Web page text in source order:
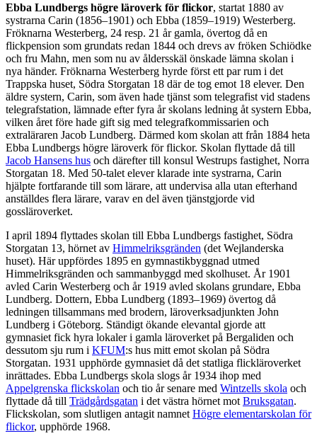
Ebba Lundbergs högre läroverk för flickor, startat 1880 av
systrarna Carin (1856–1901) och Ebba (1859–1919) Westerberg.
Fröknarna Westerberg, 24 resp. 21 år gamla, övertog då en
flickpension som grundats redan 1844 och drevs av fröken Schiödke
och fru Mahn, men som nu av åldersskäl önskade lämna skolan i
nya händer. Fröknarna Westerberg hyrde först ett par rum i det
Trappska huset, Södra Storgatan 18 där de tog emot 18 elever. Den
äldre systern, Carin, som även hade tjänst som telegrafist vid stadens
telegrafstation, lämnade efter fyra år skolans ledning åt systern Ebba,
vilken året före hade gift sig med telegrafkommissarien och
extraläraren Jacob Lundberg. Därmed kom skolan att från 1884 heta
Ebba Lundbergs högre läroverk för flickor. Skolan flyttade då till
Jacob Hansens hus och därefter till konsul Westrups fastighet, Norra
Storgatan 18. Med 50-talet elever klarade inte systrarna, Carin
hjälpte fortfarande till som lärare, att undervisa alla utan efterhand
anställdes flera lärare, varav en del även tjänstgjorde vid
gossläroverket.
I april 1894 flyttades skolan till Ebba Lundbergs fastighet, Södra
Storgatan 13, hörnet av Himmelriksgränden (det Wejlanderska
huset). Här uppfördes 1895 en gymnastikbyggnad utmed
Himmelriksgränden och sammanbyggd med skolhuset. År 1901
avled Carin Westerberg och år 1919 avled skolans grundare, Ebba
Lundberg. Dottern, Ebba Lundberg (1893–1969) övertog då
ledningen tillsammans med brodern, läroverksadjunkten John
Lundberg i Göteborg. Ständigt ökande elevantal gjorde att
gymnasiet fick hyra lokaler i gamla läroverket på Bergaliden och
dessutom sju rum i KFUM:s hus mitt emot skolan på Södra
Storgatan. 1931 upphörde gymnasiet då det statliga flickläroverket
inrättades. Ebba Lundbergs skola slogs år 1934 ihop med
Appelgrenska flickskolan och tio år senare med Wintzells skola och
flyttade då till Trädgårdsgatan i det västra hörnet mot Bruksgatan.
Flickskolan, som slutligen antagit namnet Högre elementarskolan för
flickor, upphörde 1968.